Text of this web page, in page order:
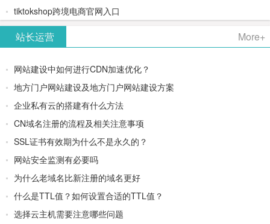
tiktokshop跨境电商官网入口
站长运营 More+
网站建设中如何进行CDN加速优化？
地方门户网站建设及地方门户网站建设方案
企业私有云的搭建有什么方法
CN域名注册的流程及相关注意事项
SSL证书有效期为什么不是永久的？
网站安全监测有必要吗
为什么老域名比新注册的域名更好
什么是TTL值？如何设置合适的TTL值？
选择云主机需要注意哪些问题